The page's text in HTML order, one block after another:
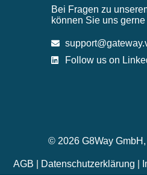
Bei Fragen zu
können Sie uns
Follow us on
© 2026 G8Way
AGB Datenschutzerklärung